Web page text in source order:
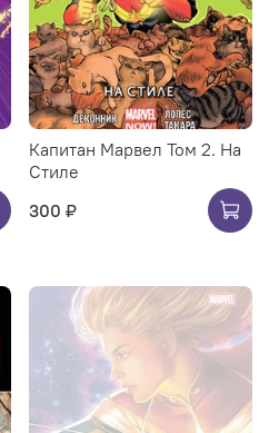
Капитан Марвел Том 2. На
Стиле
300 ₽